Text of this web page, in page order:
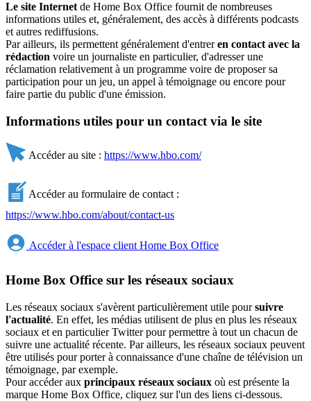
Le site Internet de Home Box Office fournit de nombreuses
informations utiles et, généralement, des accès à différents podcasts
et autres rediffusions.
Par ailleurs, ils permettent généralement d'entreren contact avec la
rédaction voire un journaliste en particulier, d'adresser une
réclamation relativement à un programme voire de proposer sa
participation pour un jeu, un appel à témoignage ou encore pour
faire partie du public d'une émission.
Informations utiles pour un contact via le site
Accéder au site : https://www.hbo.com/
Accéder au formulaire de contact :
https://www.hbo.com/about/contact-us
Accéder à l'espace client Home Box Office
Home Box Office sur les réseaux sociaux
Les réseaux sociaux s'avèrent particulièrement utile poursuivre
l'actualité. En effet, les médias utilisent de plus en plus les réseaux
sociaux et en particulier Twitter pour permettre à tout un chacun de
suivre une actualité récente. Par ailleurs, les réseaux sociaux peuvent
être utilisés pour porter à connaissance d'une chaîne de télévision un
témoignage, par exemple.
Pour accéder aux principaux réseaux sociaux où est présente la
marque Home Box Office, cliquez sur l'un des liens ci-dessous.